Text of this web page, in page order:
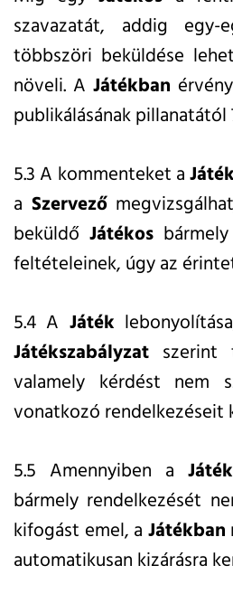
szavazatát, addig
többszöri beküldése
növeli. A Játékban
publikálásának
5.3 A kommenteket a
a Szervező
beküldő Játékos
feltételeinek, úgy az
5.4 A Játék
Játékszabályzat szerint
valamely kérdést nem
vonatkozó rendelkezéseit
5.5 Amennyiben a
bármely rendelkezését
kifogást emel, a Játékban
automatikusan kizárásra